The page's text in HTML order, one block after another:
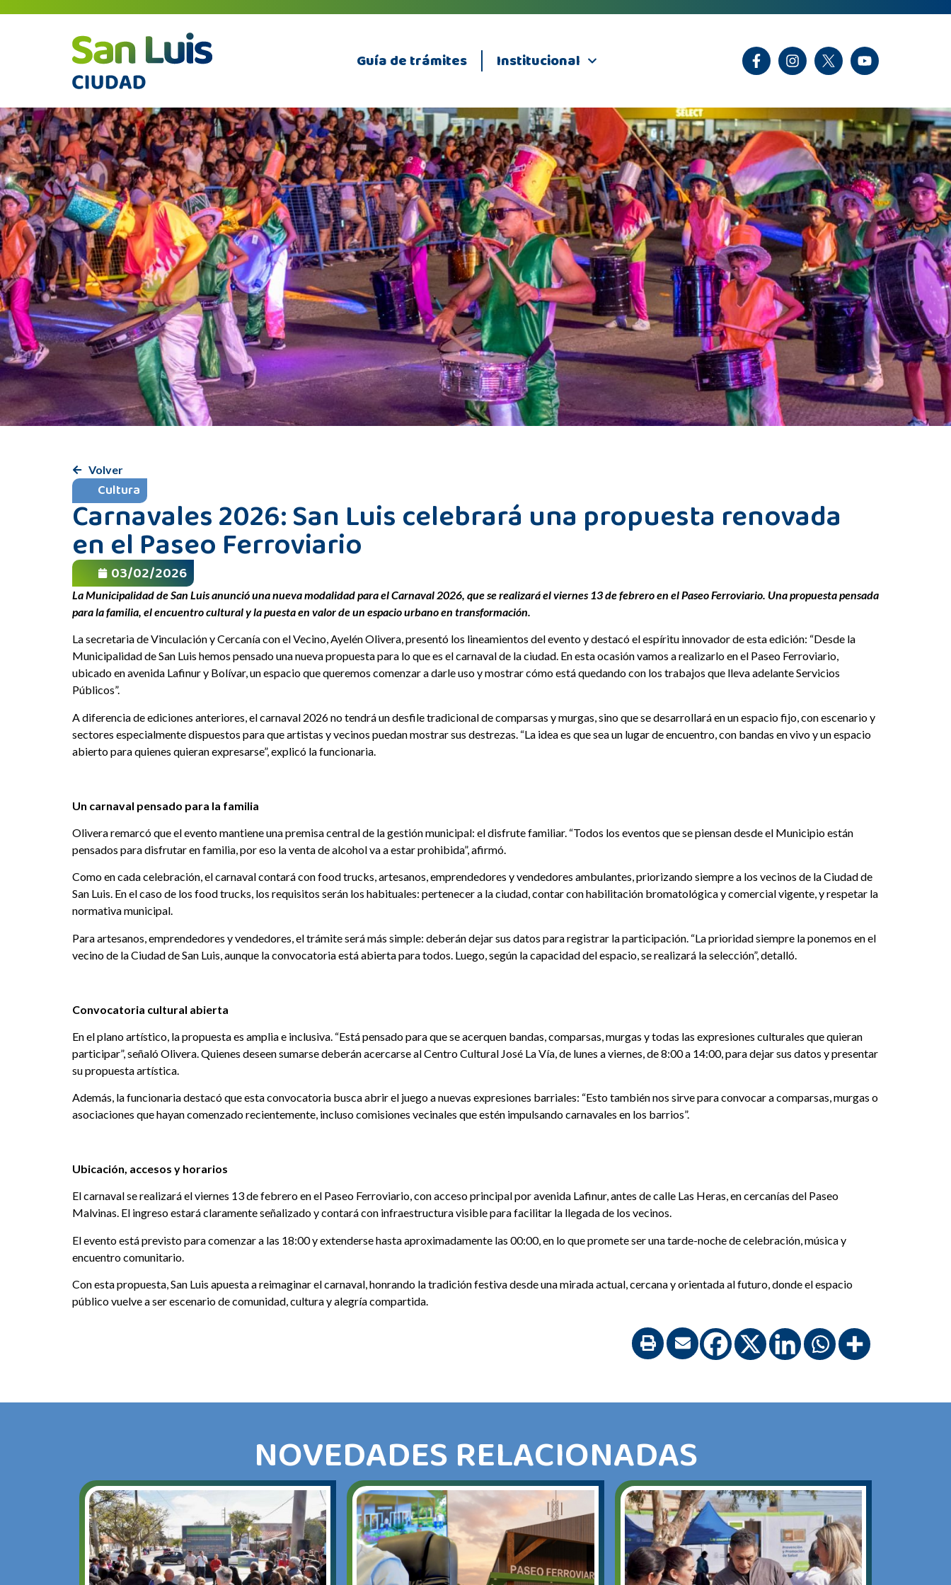
Guía de trámites Institucional
Volver
Cultura
Carnavales 2026: San Luis celebrará una propuesta renovada
en el Paseo Ferroviario
03/02/2026
La Municipalidad de San Luis anunció una nueva modalidad para el Carnaval 2026, que se realizará el viernes 13 de febrero en el Paseo Ferroviario. Una propuesta pensada
para la familia, el encuentro cultural y la puesta en valor de un espacio urbano en transformación.
La secretaria de Vinculación y Cercanía con el Vecino, Ayelén Olivera, presentó los lineamientos del evento y destacó el espíritu innovador de esta edición: “Desde la
Municipalidad de San Luis hemos pensado una nueva propuesta para lo que es el carnaval de la ciudad. En esta ocasión vamos a realizarlo en el Paseo Ferroviario,
ubicado en avenida Lafinur y Bolívar, un espacio que queremos comenzar a darle uso y mostrar cómo está quedando con los trabajos que lleva adelante Servicios
Públicos”.
A diferencia de ediciones anteriores, el carnaval 2026 no tendrá un desfile tradicional de comparsas y murgas, sino que se desarrollará en un espacio fijo, con escenario y
sectores especialmente dispuestos para que artistas y vecinos puedan mostrar sus destrezas. “La idea es que sea un lugar de encuentro, con bandas en vivo y un espacio
abierto para quienes quieran expresarse”, explicó la funcionaria.
Un carnaval pensado para la familia
Olivera remarcó que el evento mantiene una premisa central de la gestión municipal: el disfrute familiar. “Todos los eventos que se piensan desde el Municipio están
pensados para disfrutar en familia, por eso la venta de alcohol va a estar prohibida”, afirmó.
Como en cada celebración, el carnaval contará con food trucks, artesanos, emprendedores y vendedores ambulantes, priorizando siempre a los vecinos de la Ciudad de
San Luis. En el caso de los food trucks, los requisitos serán los habituales: pertenecer a la ciudad, contar con habilitación bromatológica y comercial vigente, y respetar la
normativa municipal.
Para artesanos, emprendedores y vendedores, el trámite será más simple: deberán dejar sus datos para registrar la participación. “La prioridad siempre la ponemos en el
vecino de la Ciudad de San Luis, aunque la convocatoria está abierta para todos. Luego, según la capacidad del espacio, se realizará la selección”, detalló.
Convocatoria cultural abierta
En el plano artístico, la propuesta es amplia e inclusiva. “Está pensado para que se acerquen bandas, comparsas, murgas y todas las expresiones culturales que quieran
participar”, señaló Olivera. Quienes deseen sumarse deberán acercarse al Centro Cultural José La Vía, de lunes a viernes, de 8:00 a 14:00, para dejar sus datos y presentar
su propuesta artística.
Además, la funcionaria destacó que esta convocatoria busca abrir el juego a nuevas expresiones barriales: “Esto también nos sirve para convocar a comparsas, murgas o
asociaciones que hayan comenzado recientemente, incluso comisiones vecinales que estén impulsando carnavales en los barrios”.
Ubicación, accesos y horarios
El carnaval se realizará el viernes 13 de febrero en el Paseo Ferroviario, con acceso principal por avenida Lafinur, antes de calle Las Heras, en cercanías del Paseo
Malvinas. El ingreso estará claramente señalizado y contará con infraestructura visible para facilitar la llegada de los vecinos.
El evento está previsto para comenzar a las 18:00 y extenderse hasta aproximadamente las 00:00, en lo que promete ser una tarde-noche de celebración, música y
encuentro comunitario.
Con esta propuesta, San Luis apuesta a reimaginar el carnaval, honrando la tradición festiva desde una mirada actual, cercana y orientada al futuro, donde el espacio
público vuelve a ser escenario de comunidad, cultura y alegría compartida.
NOVEDADES RELACIONADAS